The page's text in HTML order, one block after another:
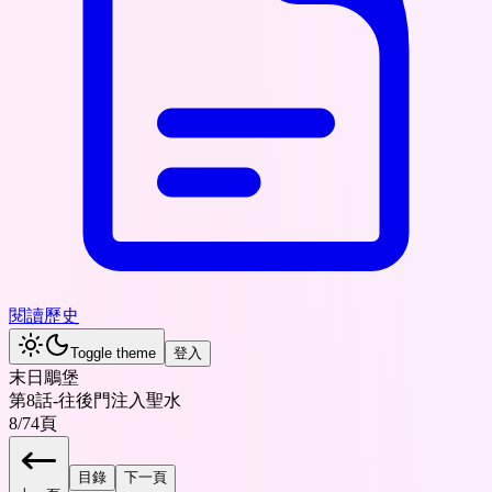
閱讀歷史
Toggle theme 登入
末日鵰堡
第8話-往後門注入聖水
8/74頁
目錄 下一頁